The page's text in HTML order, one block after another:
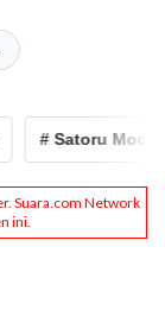
# Satoru